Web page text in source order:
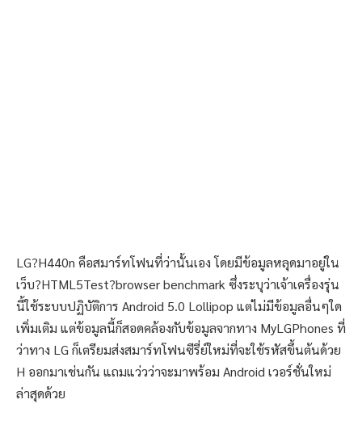
LG?H440n คือสมาร์ทโฟนที่ว่านั้นเอง โดยมีข้อมูลหลุดมาอยู่ใน
เว็บ?HTML5Test?browser benchmark ซึ่งระบุว่าเจ้าเครื่องรุ่น
นี้ใช้ระบบปฏิบัติการ Android 5.0 Lollipop แต่ไม่มีข้อมูลอื่นๆใด
เพิ่มเติม แต่ข้อมูลนี้ก็สอดคล้องกับข้อมูลจากทาง MyLGPhones ที่
ว่าทาง LG ก็เตรียมส่งสมาร์ทโฟนซีรี่ย์ใหม่ที่จะใช้รหัสขึ้นต้นด้วย
H ออกมาเช่นกัน แถมแว่วว่าจะมาพร้อม Android เวอร์ชั่นใหม่
ล่าสุดด้วย